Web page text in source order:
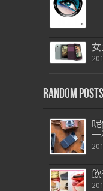
Random Posts
飲